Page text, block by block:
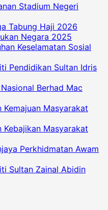
Stadium Negeri
Tabung Haji 2026
Negara 2025
Keselamatan Sosial
Pendidikan Sultan Idris
Berhad Mac
Masyarakat
Masyarakat
Perkhidmatan Awam
Sultan Zainal Abidin